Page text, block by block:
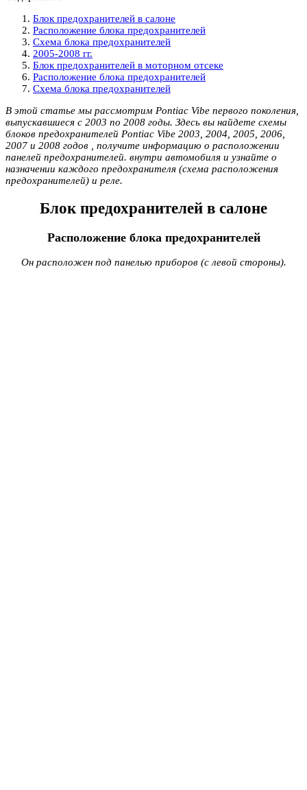
Блок предохранителей в салоне
Расположение блока предохранителей
Схема блока предохранителей
2005-2008 гг.
Блок предохранителей в моторном отсеке
Расположение блока предохранителей
Схема блока предохранителей
В этой статье мы рассмотрим Pontiac Vibe первого поколения,
выпускавшиеся с 2003 по 2008 годы. Здесь вы найдете схемы
блоков предохранителей Pontiac Vibe 2003, 2004, 2005, 2006,
2007 и 2008 годов , получите информацию о расположении
панелей предохранителей. внутри автомобиля и узнайте о
назначении каждого предохранителя (схема расположения
предохранителей) и реле.
Блок предохранителей в салоне
Расположение блока предохранителей
Он расположен под панелью приборов (с левой стороны).